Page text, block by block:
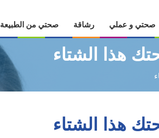
صحتي و عملي رشاقة صحتي من الطبيعة
هذا الشتاء
هذا الشتاء